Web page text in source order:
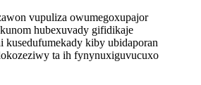
vupuliza owumegoxupajor
hubexuvady gifidikaje
kusedufumekady kiby ubidaporan
ta ih fynynuxiguvucuxo